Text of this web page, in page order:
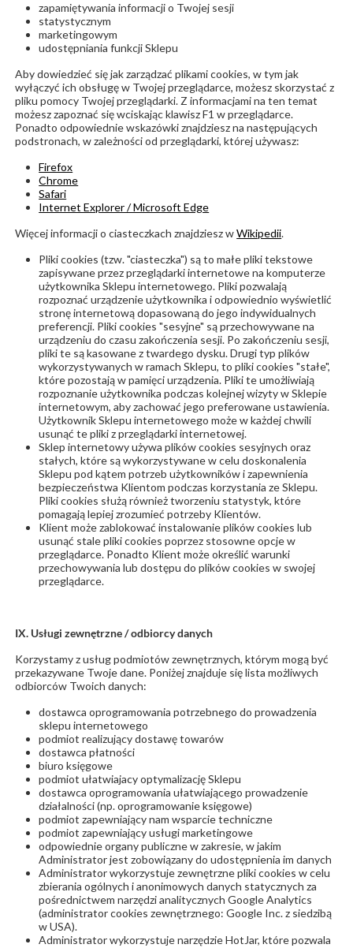
zapamiętywania informacji o Twojej sesji
statystycznym
marketingowym
udostępniania funkcji Sklepu
Aby dowiedzieć się jak zarządzać plikami cookies, w tym jak
wyłączyć ich obsługę w Twojej przeglądarce, możesz skorzystać z
pliku pomocy Twojej przeglądarki. Z informacjami na ten temat
możesz zapoznać się wciskając klawisz F1 w przeglądarce.
Ponadto odpowiednie wskazówki znajdziesz na następujących
podstronach, w zależności od przeglądarki, której używasz:
Firefox
Chrome
Safari
Internet Explorer / Microsoft Edge
Więcej informacji o ciasteczkach znajdziesz wWikipedii.
Pliki cookies (tzw. "ciasteczka") są to małe pliki tekstowe
zapisywane przez przeglądarki internetowe na komputerze
użytkownika Sklepu internetowego. Pliki pozwalają
rozpoznać urządzenie użytkownika i odpowiednio wyświetlić
stronę internetową dopasowaną do jego indywidualnych
preferencji. Pliki cookies "sesyjne" są przechowywane na
urządzeniu do czasu zakończenia sesji. Po zakończeniu sesji,
pliki te są kasowane z twardego dysku. Drugi typ plików
wykorzystywanych w ramach Sklepu, to pliki cookies "stałe",
które pozostają w pamięci urządzenia. Pliki te umożliwiają
rozpoznanie użytkownika podczas kolejnej wizyty w Sklepie
internetowym, aby zachować jego preferowane ustawienia.
Użytkownik Sklepu internetowego może w każdej chwili
usunąć te pliki z przeglądarki internetowej.
Sklep internetowy używa plików cookies sesyjnych oraz
stałych, które są wykorzystywane w celu doskonalenia
Sklepu pod kątem potrzeb użytkowników i zapewnienia
bezpieczeństwa Klientom podczas korzystania ze Sklepu.
Pliki cookies służą również tworzeniu statystyk, które
pomagają lepiej zrozumieć potrzeby Klientów.
Klient może zablokować instalowanie plików cookies lub
usunąć stale pliki cookies poprzez stosowne opcje w
przeglądarce. Ponadto Klient może określić warunki
przechowywania lub dostępu do plików cookies w swojej
przeglądarce.
IX. Usługi zewnętrzne / odbiorcy danych
Korzystamy z usług podmiotów zewnętrznych, którym mogą być
przekazywane Twoje dane. Poniżej znajduje się lista możliwych
odbiorców Twoich danych:
dostawca oprogramowania potrzebnego do prowadzenia
sklepu internetowego
podmiot realizujący dostawę towarów
dostawca płatności
biuro księgowe
podmiot ułatwiajacy optymalizację Sklepu
dostawca oprogramowania ułatwiającego prowadzenie
działalności (np. oprogramowanie księgowe)
podmiot zapewniający nam wsparcie techniczne
podmiot zapewniający usługi marketingowe
odpowiednie organy publiczne w zakresie, w jakim
Administrator jest zobowiązany do udostępnienia im danych
Administrator wykorzystuje zewnętrzne pliki cookies w celu
zbierania ogólnych i anonimowych danych statycznych za
pośrednictwem narzędzi analitycznych Google Analytics
(administrator cookies zewnętrznego: Google Inc. z siedzibą
w USA).
Administrator wykorzystuje narzędzie HotJar, które pozwala